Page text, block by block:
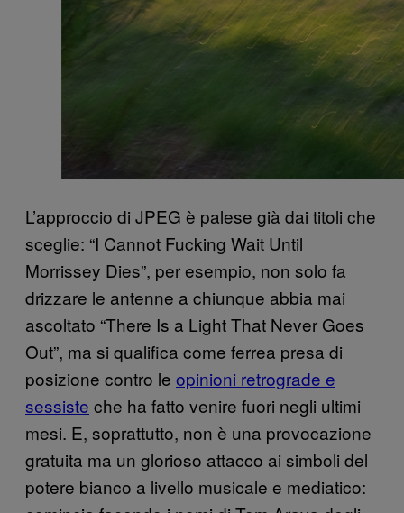
L’approccio di JPEG è palese già dai titoli che
sceglie: “I Cannot Fucking Wait Until
Morrissey Dies”, per esempio, non solo fa
drizzare le antenne a chiunque abbia mai
ascoltato “There Is a Light That Never Goes
Out”, ma si qualifica come ferrea presa di
posizione contro le opinioni retrograde e
sessiste che ha fatto venire fuori negli ultimi
mesi. E, soprattutto, non è una provocazione
gratuita ma un glorioso attacco ai simboli del
potere bianco a livello musicale e mediatico: